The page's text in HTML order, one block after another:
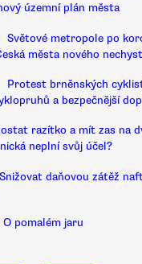
územní plán města
Světové metropole po
města nového
Protest brněnských
a bezpečnější
razítko a mít zas na
neplní svůj účel?
Snižovat daňovou zátěž
O pomalém jaru